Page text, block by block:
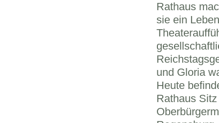
Rathaus
sie ein
und Gloria
Heute
Rathaus